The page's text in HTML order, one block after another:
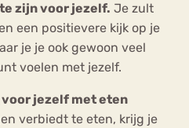
zijn voor jezelf. Je zult
een positievere kijk op je
je je ook gewoon veel
voelen met jezelf.
voor jezelf met eten
verbiedt te eten, krijg je